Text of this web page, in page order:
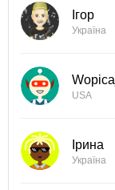
Ігор
Україна
USA
Ірина
Україна